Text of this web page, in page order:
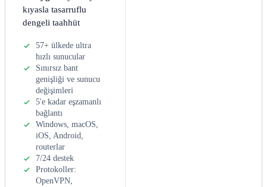
kıyasla tasarruflu
dengeli taahhüt
57+ ülkede ultra
hızlı sunucular
Sınırsız bant
genişliği ve sunucu
değişimleri
5'e kadar eşzamanlı
bağlantı
Windows, macOS,
iOS, Android,
routerlar
7/24 destek
Protokoller:
OpenVPN,